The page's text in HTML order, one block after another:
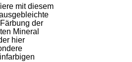
mit diesem
der
Mineral
hier